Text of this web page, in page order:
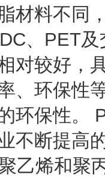
材料不同
、PET
对较好，
、环保性
环保性。
不断提高
乙烯和聚